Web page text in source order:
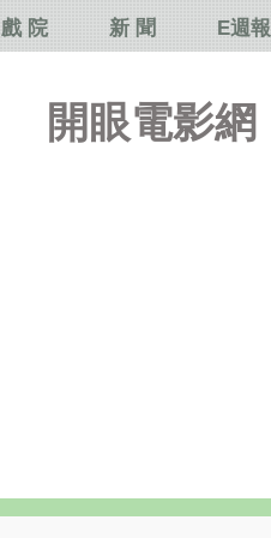
開眼電影網
戲 院 新 聞 E週報